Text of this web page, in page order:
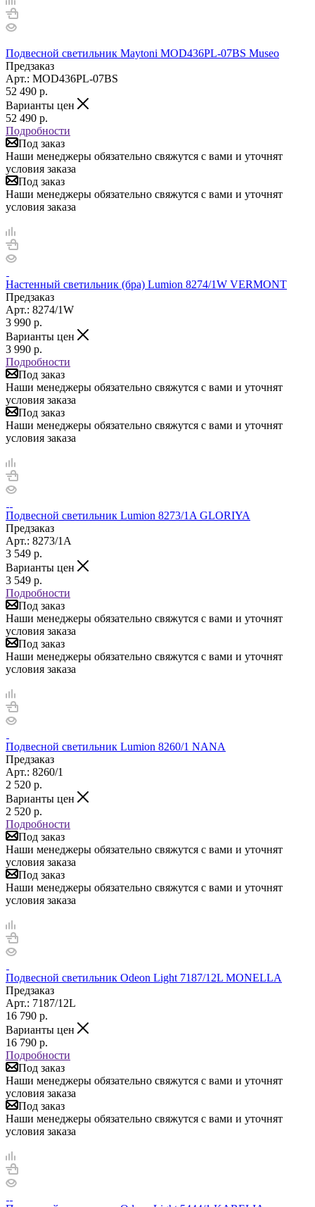
Подвесной светильник Maytoni MOD436PL-07BS Museo
Предзаказ
Арт.: MOD436PL-07BS
52 490 р.
Варианты цен
52 490 р.
Подробности
Под заказ
Наши менеджеры обязательно свяжутся с вами и уточнят
условия заказа
Под заказ
Наши менеджеры обязательно свяжутся с вами и уточнят
условия заказа
Настенный светильник (бра) Lumion 8274/1W VERMONT
Предзаказ
Арт.: 8274/1W
3 990 р.
Варианты цен
3 990 р.
Подробности
Под заказ
Наши менеджеры обязательно свяжутся с вами и уточнят
условия заказа
Под заказ
Наши менеджеры обязательно свяжутся с вами и уточнят
условия заказа
Подвесной светильник Lumion 8273/1A GLORIYA
Предзаказ
Арт.: 8273/1A
3 549 р.
Варианты цен
3 549 р.
Подробности
Под заказ
Наши менеджеры обязательно свяжутся с вами и уточнят
условия заказа
Под заказ
Наши менеджеры обязательно свяжутся с вами и уточнят
условия заказа
Подвесной светильник Lumion 8260/1 NANA
Предзаказ
Арт.: 8260/1
2 520 р.
Варианты цен
2 520 р.
Подробности
Под заказ
Наши менеджеры обязательно свяжутся с вами и уточнят
условия заказа
Под заказ
Наши менеджеры обязательно свяжутся с вами и уточнят
условия заказа
Подвесной светильник Odeon Light 7187/12L MONELLA
Предзаказ
Арт.: 7187/12L
16 790 р.
Варианты цен
16 790 р.
Подробности
Под заказ
Наши менеджеры обязательно свяжутся с вами и уточнят
условия заказа
Под заказ
Наши менеджеры обязательно свяжутся с вами и уточнят
условия заказа